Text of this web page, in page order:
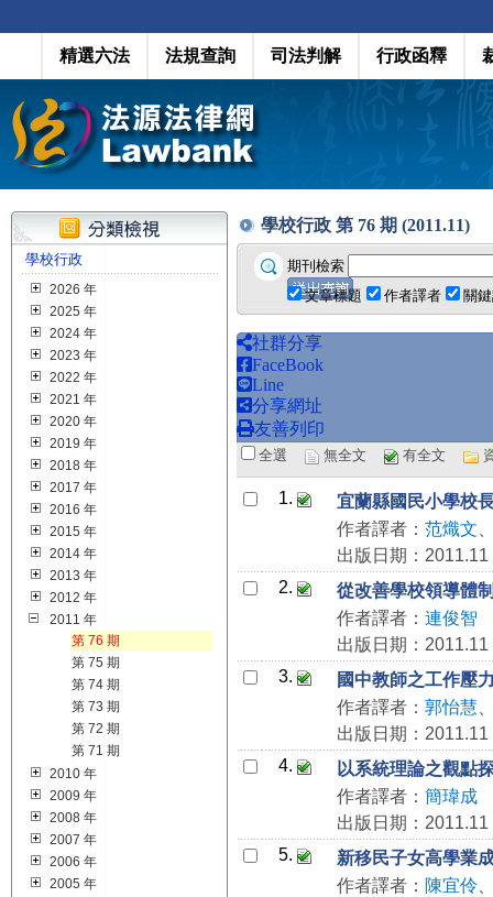
精選六法 法規查詢 司法判解 行政函釋
學校行政
2026 年
2025 年
2024 年
2023 年
2022 年
2021 年
2020 年
2019 年
2018 年
2017 年
2016 年
2015 年
2014 年
2013 年
2012 年
2011 年
第 76 期
第 75 期
第 74 期
第 73 期
第 72 期
第 71 期
2010 年
2009 年
2008 年
2007 年
2006 年
2005 年
學校行政 第 76 期 (2011.11)
期刊檢索
文章標題
作者譯者 關
社群分享
FaceBook
Line
分享網址
友善列印
全選 無全文 有全文
1.
宜蘭縣國民小學校
作者譯者： 范熾文
出版日期：2011.11
2.
從改善學校領導體
作者譯者： 連俊智
出版日期：2011.11
3.
國中教師之工作壓
作者譯者： 郭怡慧
出版日期：2011.11
4.
以系統理論之觀點
作者譯者： 簡瑋成
出版日期：2011.11
5.
新移民子女高學業
作者譯者： 陳宜伶